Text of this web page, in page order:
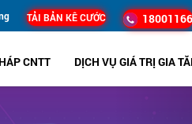
TẢI BẢN KÊ CƯỚC 18001166
CNTT DỊCH VỤ GIÁ TRỊ GIA